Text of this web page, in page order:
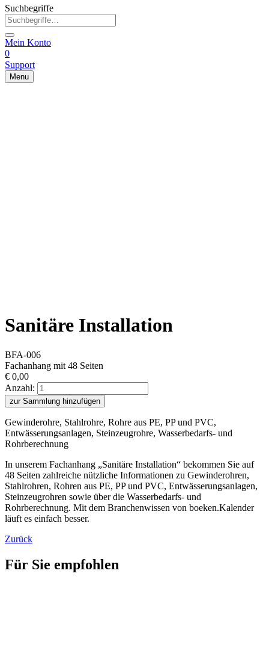
Suchbegriffe
Mein Konto
0
Support
Menu
Sanitäre Installation
BFA-006
Fachanhang mit 48 Seiten
€ 0,00
Anzahl:
zur Sammlung hinzufügen
Gewinderohre, Stahlrohre, Rohre aus PE, PP und PVC,
Entwässerungsanlagen, Steinzeugrohre, Wasserbedarfs- und
Rohrberechnung
In unserem Fachanhang „Sanitäre Installation“ bekommen Sie auf
48 Seiten zahlreiche nützliche Informationen zu Gewinderohren,
Stahlrohren, Rohren aus PE, PP und PVC, Entwässerungsanlagen,
Steinzeugrohren sowie über die Wasserbedarfs- und
Rohrberechnung. Mit dem Branchenwissen von boeken.Kalender
läuft es einfach besser.
Zurück
Für Sie empfohlen